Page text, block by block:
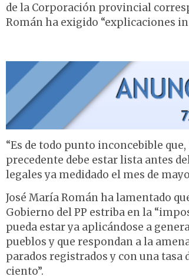
de la Corporación provincial
Román ha exigido “explicaciones
“Es de todo punto inconcebible
precedente debe estar lista antes
legales ya medidado el mes de
José María Román ha lamentado
Gobierno del PP estriba en la
pueda estar ya aplicándose a
pueblos y que respondan a la
parados registrados y con una tasa
ciento”.